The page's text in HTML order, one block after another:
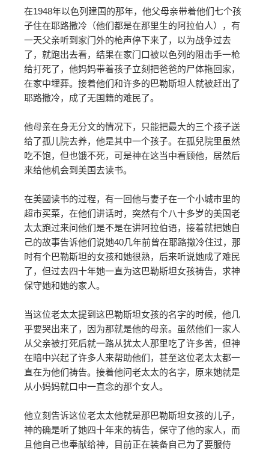
在1948年以色列建国的那年，他父母亲带着他们七个孩
子住在耶路撒冷（他们都是在那里生的阿拉伯人），有
一天父亲听到家门外的枪声停下来了，以为战争过去
了，就跑出去看，结果在家门口被以色列的阻击手一枪
给打死了，他妈妈带着孩子立刻把爸爸的尸体拖回家，
在家中埋葬。接着他们和许多的巴勒斯坦人就被赶出了
耶路撒冷，成了无国籍的难民了。
他母亲在身无分文的情况下，只能把最大的三个孩子送
给了孤儿院去养，他是其中一个孩子。在孤兒院里虽然
吃不饱，但也饿不死，可是神在这当中看顾他，居然后
来给他机会到美国去读书。
在美國读书的过程，有一回他与妻子在一个小城市里的
超市买菜，在他们讲话时，突然有个八十多岁的美国老
太太跑过来问他们是不是在讲阿拉伯语，接着就把她自
己的故事告诉他们说她40几年前曾在耶路撒冷住过，那
时有个巴勒斯坦的女孩和她很熟，后来听说她成了难民
了，但过去四十年她一直为这巴勒斯坦女孩祷告，求神
保守她和她的家人。
当这位老太太提到这巴勒斯坦女孩的名字的时候，他几
乎要哭出来了，因为那就是他的母亲。虽然他们一家人
从父亲被打死后就一路从犹太人那里吃了许多苦，但神
在暗中兴起了许多人来帮助他们，甚至这位老太太都一
直在为他们祷告。接着他问老太太的名字，原来她就是
从小妈妈就口中一直念的那个女人。
他立刻告诉这位老太太他就是那巴勒斯坦女孩的儿子，
神的确是听了她四十年来的祷告，保守了他的家人，而
且他自己也奉献给神，目前正在装备自己为了要服侍